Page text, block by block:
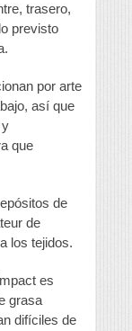
trasero,
previsto
por arte
así que
y
que
de
de
los tejidos.
es
grasa
difíciles de